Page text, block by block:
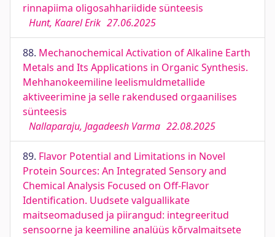
rinnapiima oligosahhariidide sünteesis
Hunt, Kaarel Erik 27.06.2025
88. Mechanochemical Activation of Alkaline Earth
Metals and Its Applications in Organic Synthesis.
Mehhanokeemiline leelismuldmetallide
aktiveerimine ja selle rakendused orgaanilises
sünteesis
Nallaparaju, Jagadeesh Varma 22.08.2025
89. Flavor Potential and Limitations in Novel
Protein Sources: An Integrated Sensory and
Chemical Analysis Focused on Off-Flavor
Identification. Uudsete valguallikate
maitseomadused ja piirangud: integreeritud
sensoorne ja keemiline analüüs kõrvalmaitsete